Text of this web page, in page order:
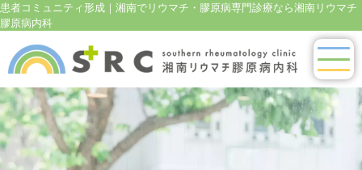
患者コミュニティ形成｜湘南でリウマチ・膠原病専門診療なら湘南リウマチ
膠原病内科